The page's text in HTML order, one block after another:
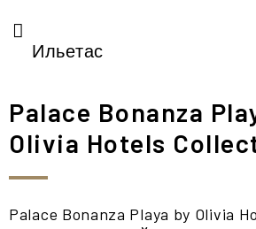
Ильетас
Palace Bonanza
Olivia Hotels
Palace Bonanza Playa by Olivia